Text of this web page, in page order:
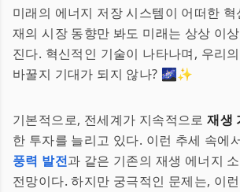
미래의 에너지 저장 시스템이 어떠한 혁
재의 시장 동향만 봐도 미래는 상상 이
진다. 혁신적인 기술이 나타나며, 우리
바꿀지 기대가 되지 않나? 🌌✨
기본적으로, 전세계가 지속적으로재생
한 투자를 늘리고 있다. 이런 추세 속에
풍력 발전과 같은 기존의 재생 에너지
전망이다. 하지만 궁극적인 문제는, 이